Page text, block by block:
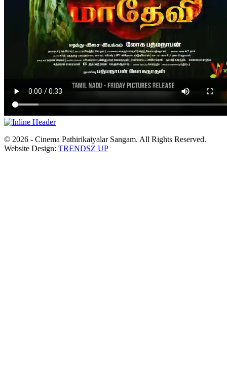
© 2026 - Cinema Pathirikaiyalar Sangam. All Rights Reserved.
Website Design: TRENDSZ UP